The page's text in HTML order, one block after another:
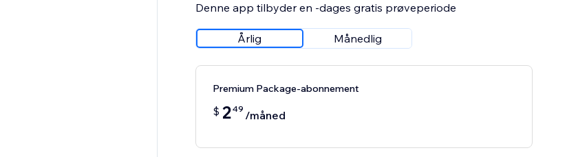
Denne app tilbyder en -dages gratis prøveperiode
Årlig Månedlig
Premium Package-abonnement
$ 249 /måned